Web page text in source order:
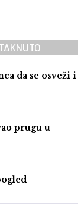
da se osveži i
prugu u